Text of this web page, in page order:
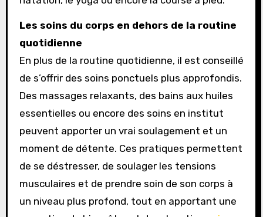
Les soins du corps en dehors de la routine
quotidienne
En plus de la routine quotidienne, il est conseillé
de s’offrir des soins ponctuels plus approfondis.
Des massages relaxants, des bains aux huiles
essentielles ou encore des soins en institut
peuvent apporter un vrai soulagement et un
moment de détente. Ces pratiques permettent
de se déstresser, de soulager les tensions
musculaires et de prendre soin de son corps à
un niveau plus profond, tout en apportant une